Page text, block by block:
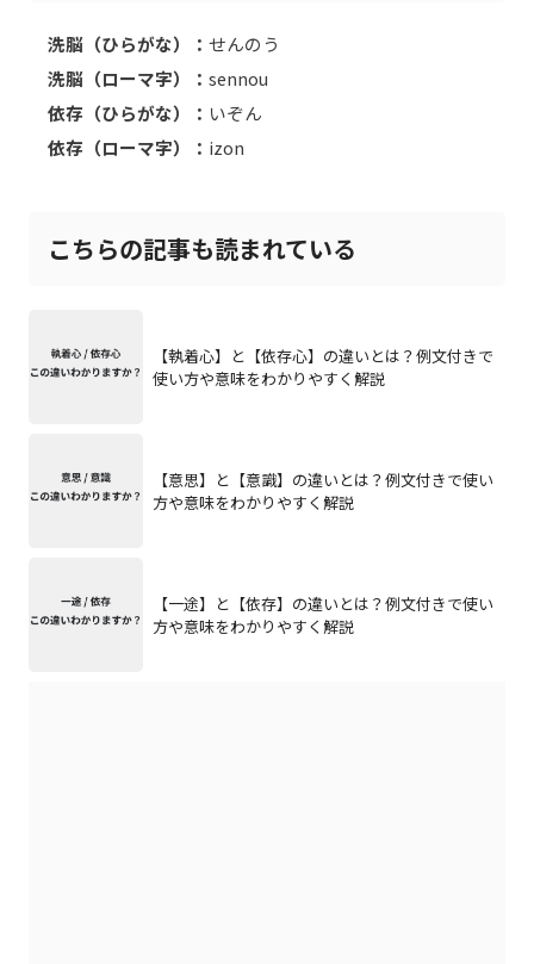
洗脳（ひらがな）： せんのう
洗脳（ローマ字）： sennou
依存（ひらがな）： いぞん
依存（ローマ字）： izon
こちらの記事も読まれている
【執着心】と【依存心】の違いとは？例文付きで
使い方や意味をわかりやすく解説
【意思】と【意識】の違いとは？例文付きで使い
方や意味をわかりやすく解説
【一途】と【依存】の違いとは？例文付きで使い
方や意味をわかりやすく解説